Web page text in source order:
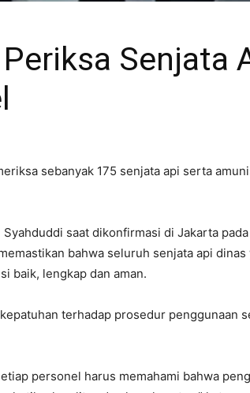
Senjata
sebanyak 175 senjata api serta
saat dikonfirmasi di Jakarta pada
bahwa seluruh senjata api dinas
baik, lengkap dan aman.
terhadap prosedur penggunaan
personel harus memahami bahwa